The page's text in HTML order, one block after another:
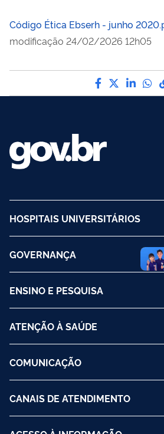
Código Ética Ebserh - junho
modificação 24/02/2026 12h05
HOSPITAIS UNIVERSITÁRIOS
GOVERNANÇA
ENSINO E PESQUISA
ATENÇÃO À SAÚDE
COMUNICAÇÃO
CANAIS DE ATENDIMENTO